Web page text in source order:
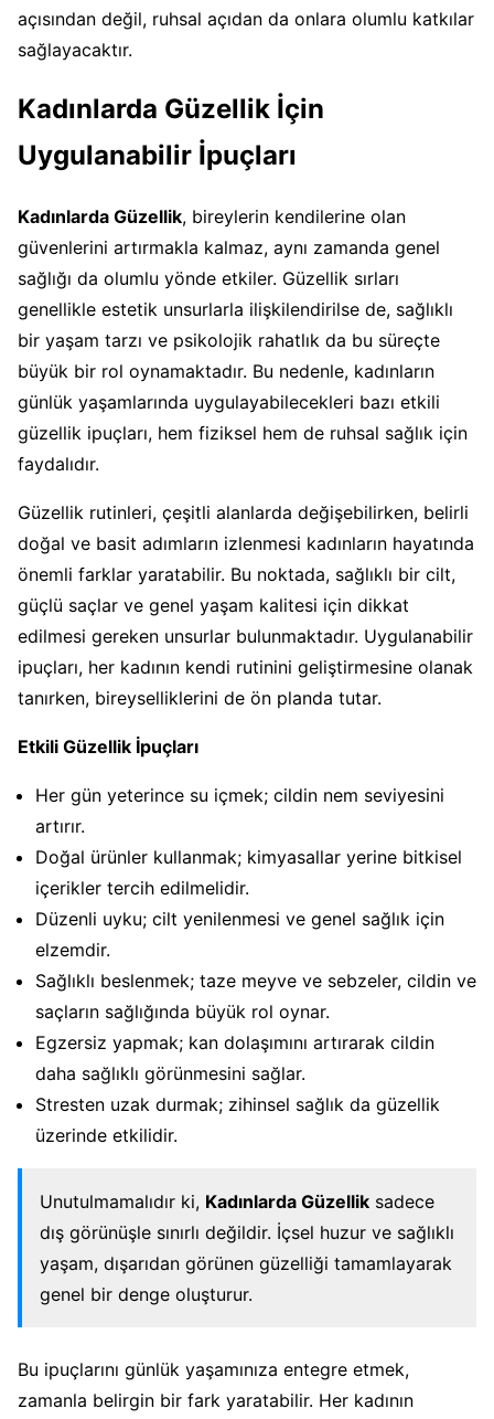
açısından değil, ruhsal açıdan da onlara olumlu katkılar
sağlayacaktır.
Kadınlarda Güzellik İçin
Uygulanabilir İpuçları
Kadınlarda Güzellik, bireylerin kendilerine olan
güvenlerini artırmakla kalmaz, aynı zamanda genel
sağlığı da olumlu yönde etkiler. Güzellik sırları
genellikle estetik unsurlarla ilişkilendirilse de, sağlıklı
bir yaşam tarzı ve psikolojik rahatlık da bu süreçte
büyük bir rol oynamaktadır. Bu nedenle, kadınların
günlük yaşamlarında uygulayabilecekleri bazı etkili
güzellik ipuçları, hem fiziksel hem de ruhsal sağlık için
faydalıdır.
Güzellik rutinleri, çeşitli alanlarda değişebilirken, belirli
doğal ve basit adımların izlenmesi kadınların hayatında
önemli farklar yaratabilir. Bu noktada, sağlıklı bir cilt,
güçlü saçlar ve genel yaşam kalitesi için dikkat
edilmesi gereken unsurlar bulunmaktadır. Uygulanabilir
ipuçları, her kadının kendi rutinini geliştirmesine olanak
tanırken, bireyselliklerini de ön planda tutar.
Etkili Güzellik İpuçları
Her gün yeterince su içmek; cildin nem seviyesini
artırır.
Doğal ürünler kullanmak; kimyasallar yerine bitkisel
içerikler tercih edilmelidir.
Düzenli uyku; cilt yenilenmesi ve genel sağlık için
elzemdir.
Sağlıklı beslenmek; taze meyve ve sebzeler, cildin ve
saçların sağlığında büyük rol oynar.
Egzersiz yapmak; kan dolaşımını artırarak cildin
daha sağlıklı görünmesini sağlar.
Stresten uzak durmak; zihinsel sağlık da güzellik
üzerinde etkilidir.
Unutulmamalıdır ki, Kadınlarda Güzellik sadece
dış görünüşle sınırlı değildir. İçsel huzur ve sağlıklı
yaşam, dışarıdan görünen güzelliği tamamlayarak
genel bir denge oluşturur.
Bu ipuçlarını günlük yaşamınıza entegre etmek,
zamanla belirgin bir fark yaratabilir. Her kadının